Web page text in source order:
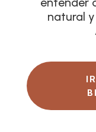
natural